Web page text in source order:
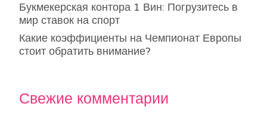
Букмекерская контора 1 Вин: Погрузитесь в
мир ставок на спорт
Какие коэффициенты на Чемпионат Европы
стоит обратить внимание?
Свежие комментарии